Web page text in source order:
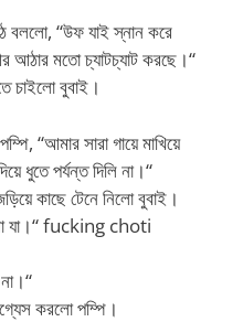
বললো, “উফ যাই স্নান করে
আঠার মতো চ্যাটচ্যাট করছে।“
চাইলো বুবাই।
“আমার সারা গায়ে মাখিয়ে
ধুতে পর্যন্ত দিলি না।“
কাছে টেনে নিলো বুবাই।
না যা।“ fucking choti
করলো পম্পি।